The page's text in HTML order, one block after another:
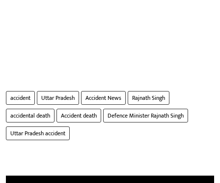
accident Uttar Pradesh Accident News
Rajnath Singh
accidental death
Accident death
Defence Minister Rajnath Singh
Uttar Pradesh accident